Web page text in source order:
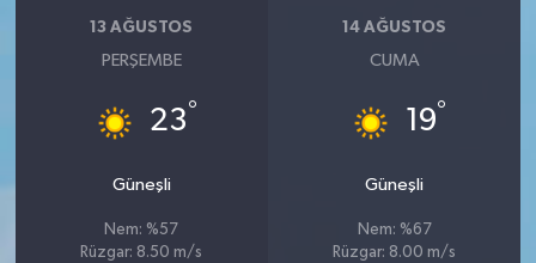
13 AĞUSTOS
PERŞEMBE
23°
Güneşli
Nem: %57
Rüzgar: 8.50 m/s
14 AĞUSTOS
CUMA
19°
Güneşli
Nem: %67
Rüzgar: 8.00 m/s